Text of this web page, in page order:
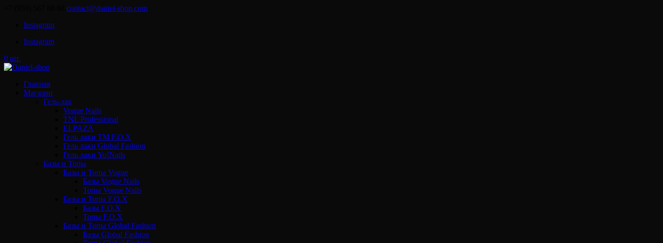
contact@daniel-shop.com
Instagram
Instagram
0 шт.
Главная
Магазин
Гель-лак
Vogue Nails
TNL Professional
ELPAZA
Гель лаки ТМ F.O.X
Гель лаки Global Fashion
Гель лаки Yo!Nails
Базы и Топы
Базы и Топы Vogue
Базы Vogue Nails
Топы Vogue Nails
Базы и Топы F.O.X
Базы F.O.X
Топы F.O.X
Базы и Топы Global Fashion
Базы Global Fashion